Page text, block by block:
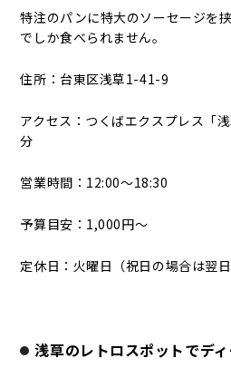
特注のパンに特大のソーセージを
でしか食べられません。
住所：台東区浅草1-41-9
アクセス：つくばエクスプレス「
分
営業時間：12:00～18:30
予算目安：1,000円～
定休日：火曜日（祝日の場合は翌日
浅草のレトロスポットでデ